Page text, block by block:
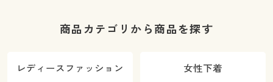
商品カテゴリから商品を探す
レディースファッション 女性下着